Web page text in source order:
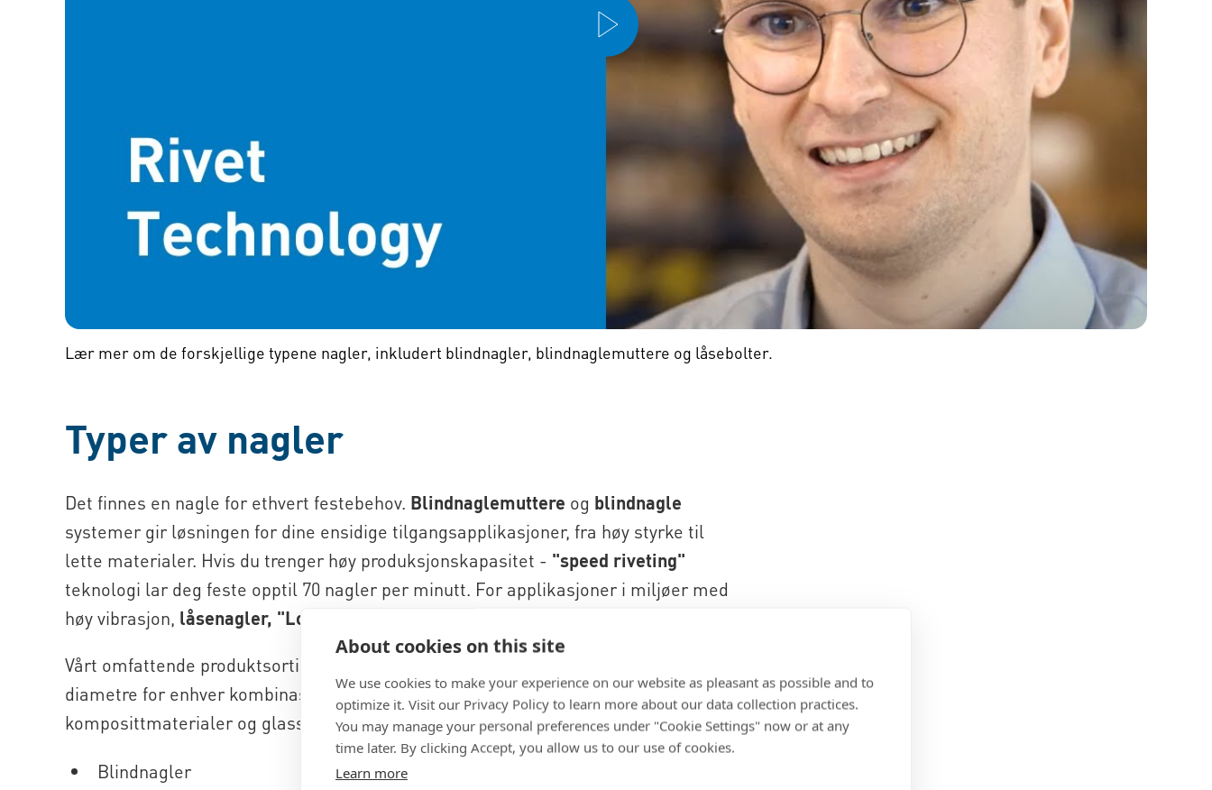
About cookies on this site
We use cookies to make your experience on our website as pleasant as possible and to
optimize it. Visit our Privacy Policy to learn more about our data collection practices.
You may manage your personal preferences under "Cookie Settings" now or at any
time later. By clicking Accept, you allow us to our use of cookies.
Learn more
Lær mer om de forskjellige typene nagler, inkludert blindnagler, blindnaglemuttere og låsebolter.
Typer av nagler
Det finnes en nagle for ethvert festebehov. Blindnaglemuttere og blindnagle
systemer gir løsningen for dine ensidige tilgangsapplikasjoner, fra høy styrke til
lette materialer. Hvis du trenger høy produksjonskapasitet - "speed riveting"
teknologi lar deg feste opptil 70 nagler per minutt. For applikasjoner i miljøer med
høy vibrasjon, låsenagler, "Lockbolts"
Vårt omfattende produktsortiment dekker forskjellige typer nagler, hodeformer og
diametre for enhver kombinasjon av materialer, fra stål til plast, og til og med
komposittmaterialer og glassfiber:
Blindnagler